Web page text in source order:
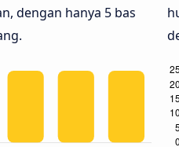
dengan hanya 5 bas